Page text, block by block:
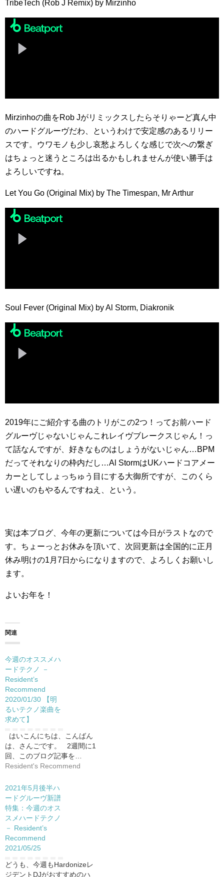
TribeTech (Rob J Remix) by Mirzinho
Mirzinhoの曲をRob Jがリミックスしたらそりゃーど真ん中
のハードグルーヴだわ、というわけで安定感のあるリリー
スです。ウワモノも少し哀愁よろしくな感じで次への繋ぎ
はちょっと迷うところは出るかもしれませんが使い勝手は
よろしいですね。
Let You Go (Original Mix) by The Timespan, Mr Arthur
Soul Fever (Original Mix) by Al Storm, Diakronik
2019年にご紹介する曲のトリがこの2つ！ってお前ハード
グルーヴじゃないじゃんこれレイヴブレークスじゃん！っ
て話なんですが、好きなものはしょうがないじゃん…BPM
だってそれなりの枠内だし…Al StormはUKハードコアメー
カーとしてしょっちゅう目にする大御所ですが、このくら
い遅いのもやるんですねえ、という。
実は本ブログ、今年の更新については今日がラストなので
す。ちょーっとお休みを頂いて、次回更新は全国的に正月
休み明けの1月7日からになりますので、よろしくお願いし
ます。
よいお年を！
関連
今週のオススメハ
ードテクノ －
Resident’s
Recommend
2020/01/30 【明
るいテクノ楽曲を
求めて】
はいこんにちは、こんばん
は、さんごです。 2週間に1
回、このブログ記事を…
Resident's Recommend
2021年5月後半ハ
ードグルーヴ新譜
特集：今週のオス
スメハードテクノ
－ Resident’s
Recommend
2021/05/25
どうも、今週もHardonizeレ
ジデントDJがおすすめのハ